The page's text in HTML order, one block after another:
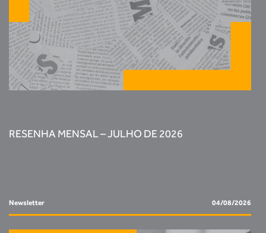
RESENHA MENSAL – JULHO DE 2026
Newsletter 04/08/2026